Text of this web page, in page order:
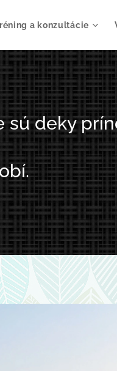
a konzultácie
sú deky